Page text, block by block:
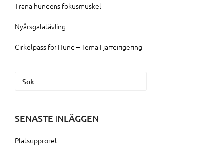
Träna hundens fokusmuskel
Nyårsgalatävling
Cirkelpass för Hund – Tema Fjärrdirigering
Sök
SENASTE INLÄGGEN
Platsupproret